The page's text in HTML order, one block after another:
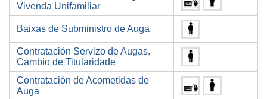
Vivenda Unifamiliar
Baixas de Subministro de Auga
Contratación Servizo de Augas.
Cambio de Titularidade
Contratación de Acometidas de
Auga